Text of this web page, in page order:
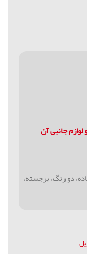
جانبی آن
دو رنگ، برجسته،